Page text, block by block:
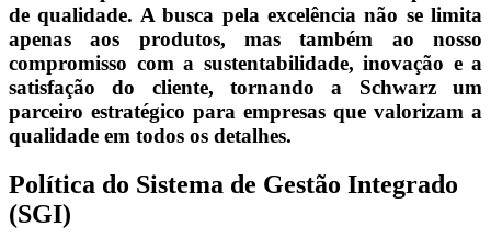
de qualidade. A busca pela excelência não se limita
apenas aos produtos, mas também ao nosso
compromisso com a sustentabilidade, inovação e a
satisfação do cliente, tornando a Schwarz um
parceiro estratégico para empresas que valorizam a
qualidade em todos os detalhes.
Política do Sistema de Gestão Integrado
(SGI)